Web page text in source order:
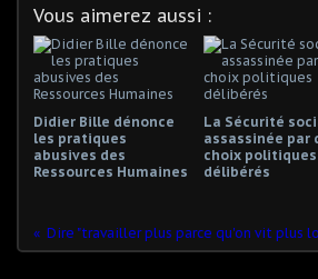
Vous aimerez aussi :
Didier Bille dénonce
les pratiques
abusives des
Ressources Humaines
La Sécurité
assassinée par
choix politiques
délibérés